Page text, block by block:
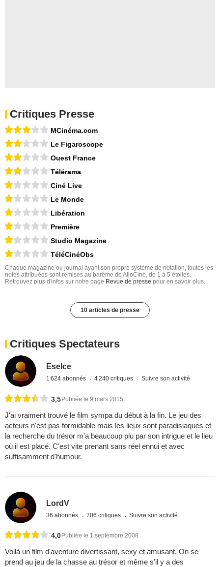
Critiques Presse
MCinéma.com
Le Figaroscope
Ouest France
Télérama
Ciné Live
Le Monde
Libération
Première
Studio Magazine
TéléCinéObs
Chaque magazine ou journal ayant son propre système de notation, toutes les
notes attribuées sont remises au barême de AlloCiné, de 1 à 5 étoiles.
Retrouvez plus d'infos sur notre page Revue de presse pour en savoir plus.
10 articles de presse
Critiques Spectateurs
Eselce
1 624 abonnés 4 240 critiques Suivre son activité
3,5 Publiée le 9 mars 2015
J'ai vraiment trouvé le film sympa du début à la fin. Le jeu des
acteurs n'est pas formidable mais les lieux sont paradisiaques et
la recherche du trésor m'a beaucoup plu par son intrigue et le lieu
où il est placé. C'est vite prenant sans réel ennui et avec
suffisamment d'humour.
LordV
36 abonnés 706 critiques Suivre son activité
4,0 Publiée le 1 septembre 2008
Voilà un film d'aventure divertissant, sexy et amusant. On se
prend au jeu de la chasse au trésor et même s'il y a des